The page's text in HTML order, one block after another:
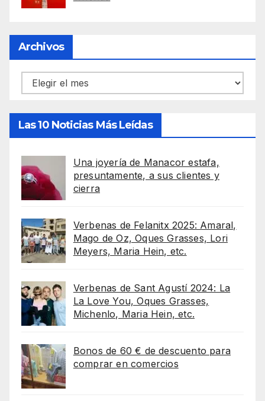
Archivos
Archivos
Las 10 Noticias Más Leídas
Una joyería de Manacor estafa,
presuntamente, a sus clientes y
cierra
Verbenas de Felanitx 2025: Amaral,
Mago de Oz, Oques Grasses, Lori
Meyers, Maria Hein, etc.
Verbenas de Sant Agustí 2024: La
La Love You, Oques Grasses,
Michenlo, Maria Hein, etc.
Bonos de 60 € de descuento para
comprar en comercios